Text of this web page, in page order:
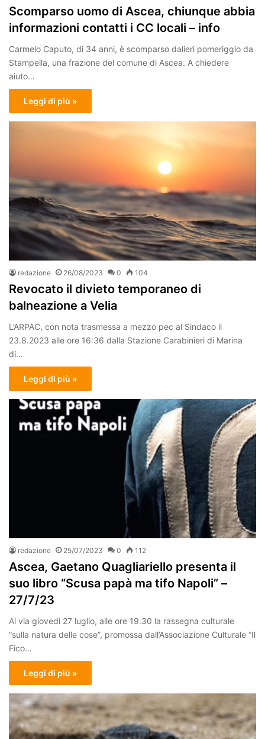
Scomparso uomo di Ascea, chiunque abbia
informazioni contatti i CC locali – info
Carmelo Caputo, di 34 anni, è scomparso dalieri pomeriggio da
Stampella, una frazione del comune di Ascea. A chiedere
aiuto…
Leggi di più »
redazione 26/08/2023 0 104
Revocato il divieto temporaneo di
balneazione a Velia
L’ARPAC, con nota trasmessa a mezzo pec al Sindaco il
23.8.2023 alle ore 16:36 dalla Stazione Carabinieri di Marina
di…
Leggi di più »
redazione 25/07/2023 0 112
Ascea, Gaetano Quagliariello presenta il
suo libro “Scusa papà ma tifo Napoli” –
27/7/23
Al via giovedì 27 luglio, alle ore 19.30 la rassegna culturale
“sulla natura delle cose”, promossa dall’Associazione Culturale “Il
Fico…
Leggi di più »